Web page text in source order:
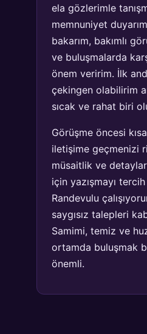
ela gözlerimle
memnuniyet
bakarım, bakımlı
ve buluşmalarda
önem veririm. İlk
çekingen olabilirim
sıcak ve rahat biri
Görüşme öncesi
iletişime geçmenizi
müsaitlik ve
için yazışmayı
Randevulu
saygısız talepleri
Samimi, temiz ve
ortamda buluşmak
önemli.